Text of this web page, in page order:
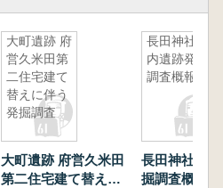
大町遺跡 府
営久米田第
二住宅建て
替えに伴う
発掘調査
大町遺跡 府営久米田
第二住宅建て替えに
長田神社境
内遺跡発掘
調査概報
長田神社境
掘調査概報